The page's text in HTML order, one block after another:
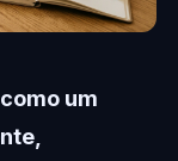
um